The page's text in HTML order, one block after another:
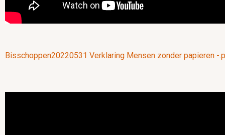
Document
Bisschoppen20220531 Verklaring Mensen zonder papieren -